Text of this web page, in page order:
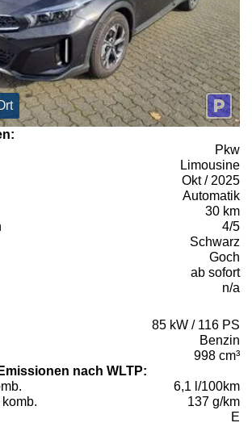
Pkw
Limousine
Okt / 2025
Automatik
30 km
4/5
Schwarz
Goch
ab sofort
n/a
85 kW / 116 PS
Benzin
998 cm³
nach WLTP:
6,1 l/100km
137 g/km
E